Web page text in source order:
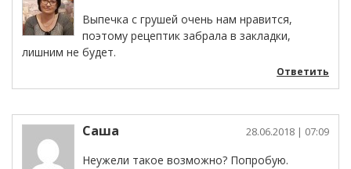
Выпечка с грушей очень нам нравится,
поэтому рецептик забрала в закладки,
лишним не будет.
Ответить
Саша 28.06.2018 | 07:09
Неужели такое возможно? Попробую.